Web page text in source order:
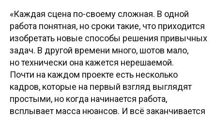
«Каждая сцена по-своему сложная. В одной
работа понятная, но сроки такие, что приходится
изобретать новые способы решения привычных
задач. В другой времени много, шотов мало,
но технически она кажется нерешаемой.
Почти на каждом проекте есть несколько
кадров, которые на первый взгляд выглядят
простыми, но когда начинается работа,
всплывает масса нюансов. И всё заканчивается